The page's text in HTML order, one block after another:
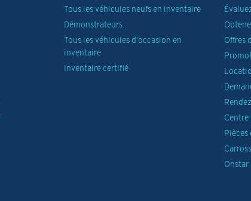
Tous les véhicules neufs en inventaire
Démonstrateurs
Tous les véhicules d’occasion en
inventaire
Inventaire certifié
Offres
Centre
Pièces
Onstar